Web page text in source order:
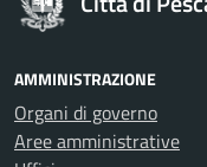
AMMINISTRAZIONE
Organi di governo
Aree amministrative